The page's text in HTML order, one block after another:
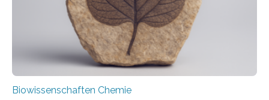
Studie wurde am 28. Oktober 2025 in der
Fachzeitschrift…
Biowissenschaften Chemie